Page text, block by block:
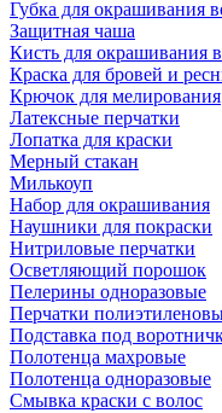
Губка для окрашивания
Защитная чаша
Кисть для окрашивания
Краска для бровей и
Крючок для мелирования
Латексные перчатки
Лопатка для краски
Мерный стакан
Милькоуп
Набор для окрашивания
Наушники для покраски
Нитриловые перчатки
Осветляющий порошок
Пелерины одноразовые
Перчатки
Подставка под
Полотенца махровые
Полотенца одноразовые
Смывка краски с волос